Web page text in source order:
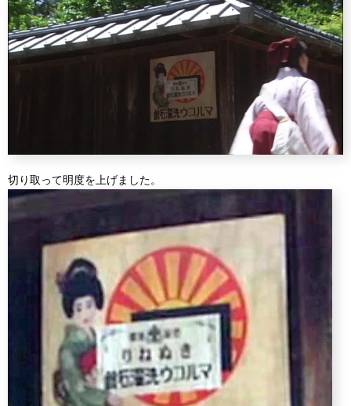
切り取って明度を上げました。